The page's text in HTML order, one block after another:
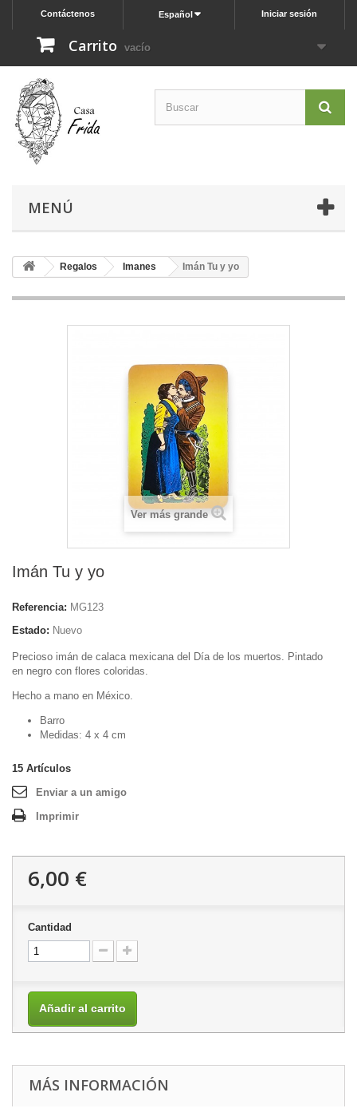
Iniciar sesión
Español
Contáctenos
Carrito vacío
MENÚ
Regalos Imanes Imán Tu y yo
Ver más grande
Imán Tu y yo
Referencia: MG123
Estado: Nuevo
Precioso imán de calaca mexicana del Día de los muertos. Pintado
en negro con flores coloridas.
Hecho a mano en México.
Barro
Medidas: 4 x 4 cm
15 Artículos
Enviar a un amigo
Imprimir
6,00 €
Cantidad
Añadir al carrito
MÁS INFORMACIÓN